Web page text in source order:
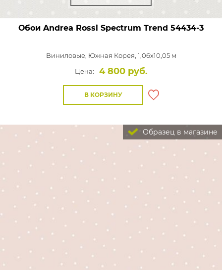
Обои Andrea Rossi Spectrum Trend 54434-3
Виниловые, Южная Корея, 1,06x10,05 м
Цена:
4 800 руб.
В КОРЗИНУ
Образец в магазине